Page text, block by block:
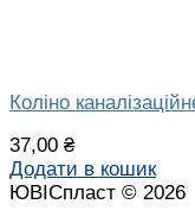
Коліно
37,00 ₴
Додати в кошик
ЮВІСпласт © 2026